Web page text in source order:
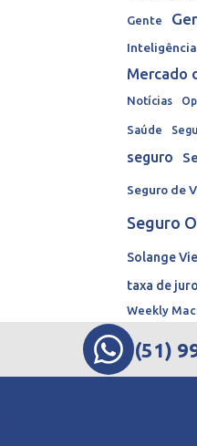
Gente
Mercado
Notícias
Saúde
seguro
Seguro de
Seguro
Solange
taxa de
Weekly
(51)